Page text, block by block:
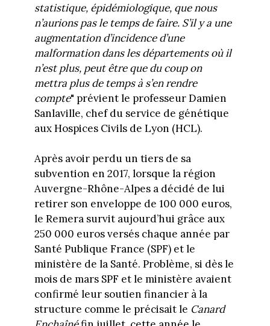
statistique, épidémiologique, que nous
n’aurions pas le temps de faire. S’il y a une
augmentation d’incidence d’une
malformation dans les départements où il
n’est plus, peut être que du coup on
mettra plus de temps à s’en rendre
compte" prévient le professeur Damien
Sanlaville, chef du service de génétique
aux Hospices Civils de Lyon (HCL).
Après avoir perdu un tiers de sa
subvention en 2017, lorsque la région
Auvergne-Rhône-Alpes a décidé de lui
retirer son enveloppe de 100 000 euros,
le Remera survit aujourd’hui grâce aux
250 000 euros versés chaque année par
Santé Publique France (SPF) et le
ministère de la Santé. Problème, si dès le
mois de mars SPF et le ministère avaient
confirmé leur soutien financier à la
structure comme le précisait le Canard